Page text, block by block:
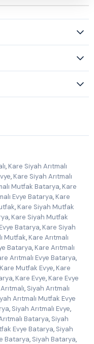
, Kare Siyah Arıtmalı
, Kare Siyah Arıtmalı
Mutfak Batarya, Kare
Evye Batarya, Kare
, Kare Siyah Mutfak
, Kare Siyah Mutfak
Batarya, Kare Siyah
Mutfak, Kare Arıtmalı
Batarya, Kare Arıtmalı
Arıtmalı Evye Batarya,
Kare Mutfak Evye, Kare
, Kare Evye, Kare Evye
, Siyah Arıtmalı
Arıtmalı Mutfak Evye
, Siyah Arıtmalı Evye,
Batarya, Siyah
Evye Batarya, Siyah
Batarya, Siyah Batarya,